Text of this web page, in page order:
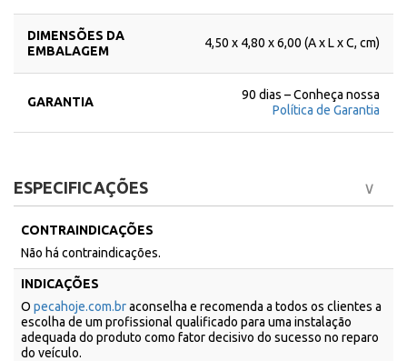
DIMENSÕES DA
EMBALAGEM
4,50 x 4,80 x 6,00 (A x L x C, cm)
GARANTIA
90 dias – Conheça nossa
Política de Garantia
ESPECIFICAÇÕES
CONTRAINDICAÇÕES
Não há contraindicações.
INDICAÇÕES
O pecahoje.com.braconselha e recomenda a todos os clientes a
escolha de um profissional qualificado para uma instalação
adequada do produto como fator decisivo do sucesso no reparo
do veículo.